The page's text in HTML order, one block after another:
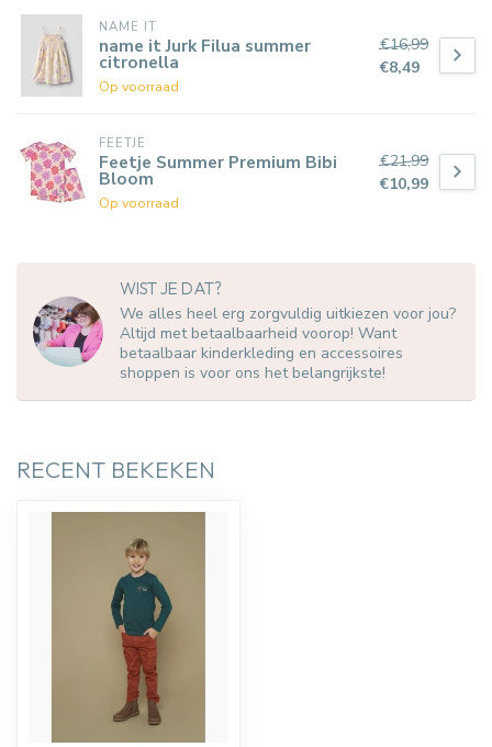
NAME IT
name it Jurk Filua summer
citronella
Op voorraad
€16,99
€8,49
FEETJE
Feetje Summer Premium Bibi
Bloom
Op voorraad
€21,99
€10,99
WIST JE DAT?
We alles heel erg zorgvuldig uitkiezen voor jou?
Altijd met betaalbaarheid voorop! Want
betaalbaar kinderkleding en accessoires
shoppen is voor ons het belangrijkste!
RECENT BEKEKEN